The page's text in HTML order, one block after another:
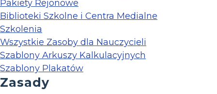
Pakiety Rejonowe
Biblioteki Szkolne i Centra Medialne
Szkolenia
Wszystkie Zasoby dla Nauczycieli
Szablony Arkuszy Kalkulacyjnych
Szablony Plakatów
Zasady